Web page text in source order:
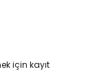
için kayıt